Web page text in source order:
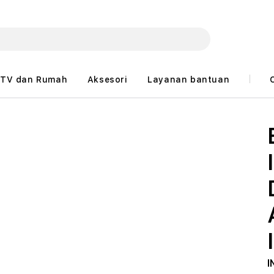
TV dan Rumah Aksesori Layanan bantuan